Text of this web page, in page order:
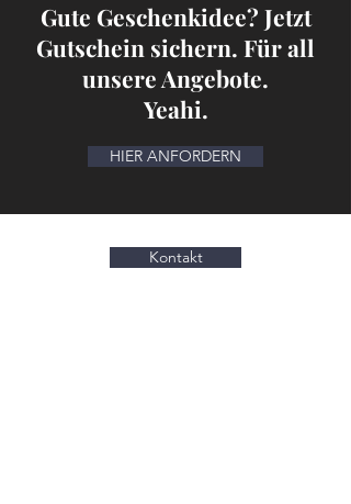
Gute Geschenkidee? Jetzt
Gutschein sichern. Für all
unsere Angebote.
Yeahi.
HIER ANFORDERN
Kontakt